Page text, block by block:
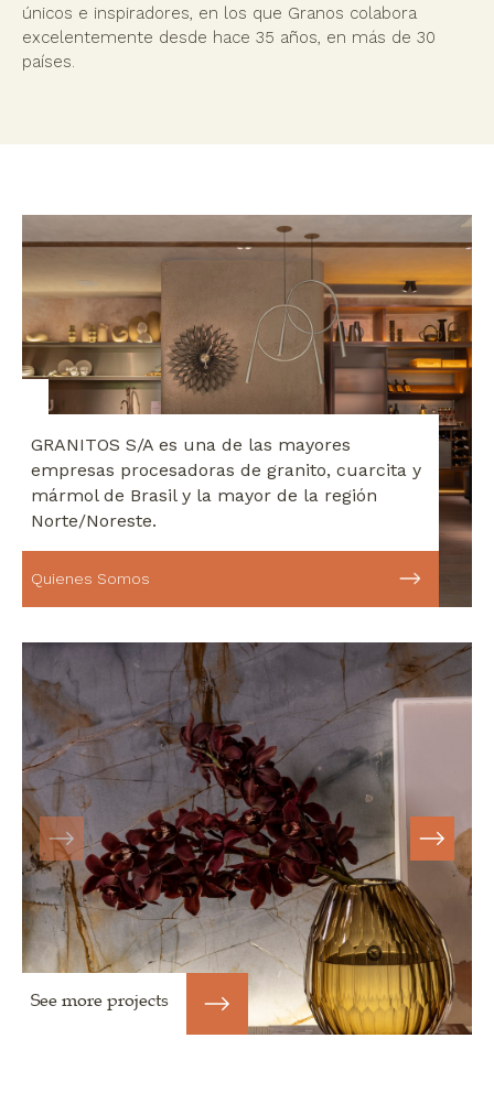
únicos e inspiradores, en los que Granos colabora
excelentemente desde hace 35 años, en más de 30
países.
GRANITOS S/A es una de las mayores
empresas procesadoras de granito, cuarcita y
mármol de Brasil y la mayor de la región
Norte/Noreste.
Quienes Somos
See more projects